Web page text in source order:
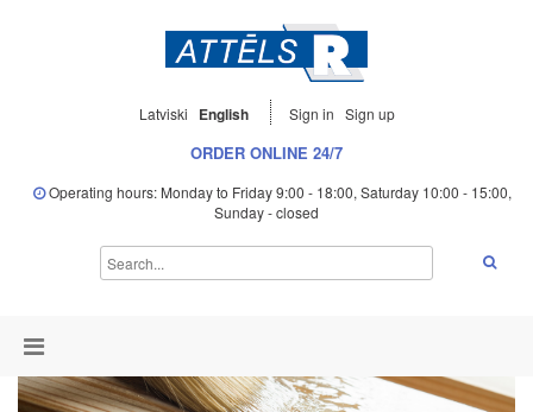
Latviski English Sign in Sign up
ORDER ONLINE 24/7
Operating hours: Monday to Friday 9:00 - 18:00, Saturday 10:00 - 15:00,
Sunday - closed